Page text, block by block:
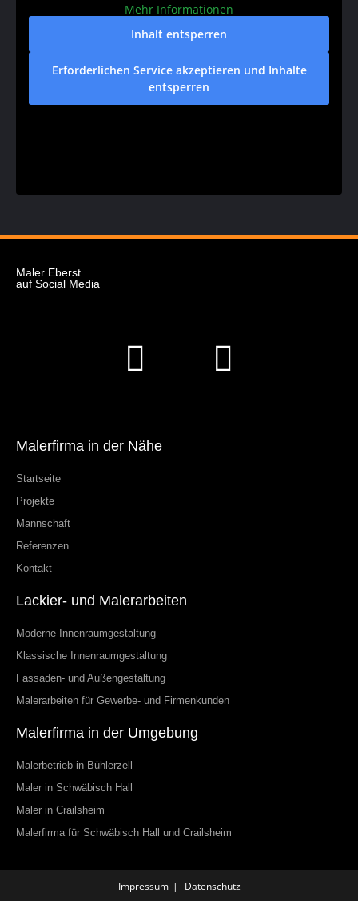
Mehr Informationen
Inhalt entsperren
Erforderlichen Service akzeptieren und Inhalte
entsperren
Maler Eberst
auf Social Media
Malerfirma in der Nähe
Startseite
Projekte
Mannschaft
Referenzen
Kontakt
Lackier- und Malerarbeiten
Moderne Innenraumgestaltung
Klassische Innenraumgestaltung
Fassaden- und Außengestaltung
Malerarbeiten für Gewerbe- und Firmenkunden
Malerfirma in der Umgebung
Malerbetrieb in Bühlerzell
Maler in Schwäbisch Hall
Maler in Crailsheim
Malerfirma für Schwäbisch Hall und Crailsheim
Impressum Datenschutz